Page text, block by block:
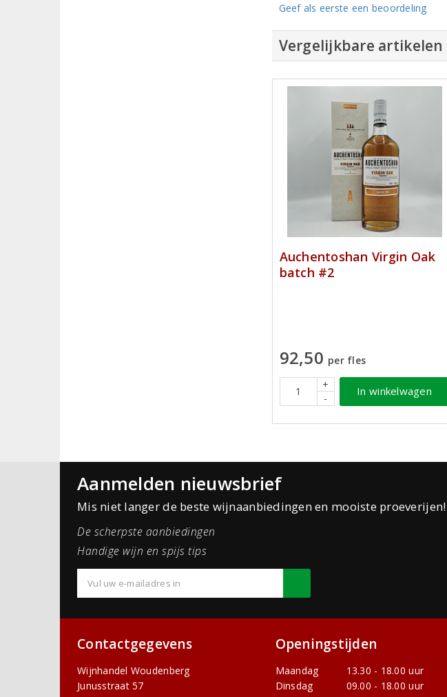
Geef als eerste een beoordeling
Vergelijkbare artikelen
Auchentoshan Virgin Oak
batch #2
92,50 per fles
+
-
In winkelwagen
Aanmelden nieuwsbrief
Mis niet langer de beste wijnaanbiedingen en mooiste proeverijen!
De scherpste aanbiedingen
Handige wijn en spijs tips
Contactgegevens
Wijnhandel Woudenberg
Junusstraat 57
Openingstijden
Maandag
13.30 - 18.00 uur
Dinsdag
09.00 - 18.00 uur